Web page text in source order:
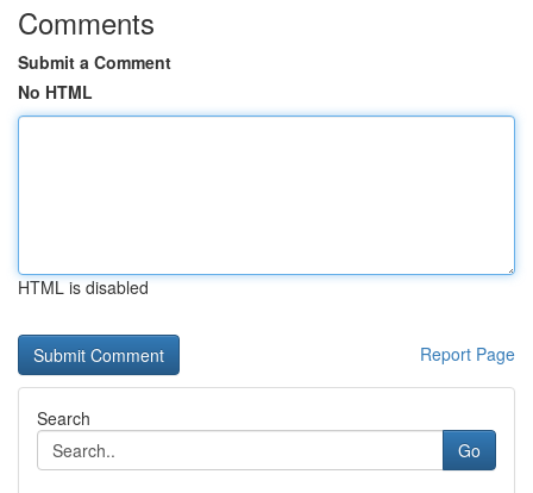
Comments
Submit a Comment
No HTML
HTML is disabled
Report Page
Search
Go